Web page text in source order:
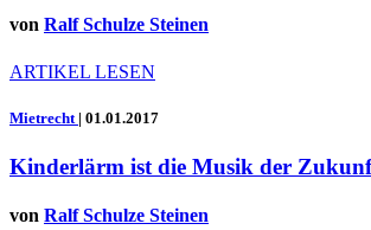
von Ralf Schulze Steinen
ARTIKEL LESEN
Mietrecht | 01.01.2017
Kinderlärm ist die Musik der
von Ralf Schulze Steinen